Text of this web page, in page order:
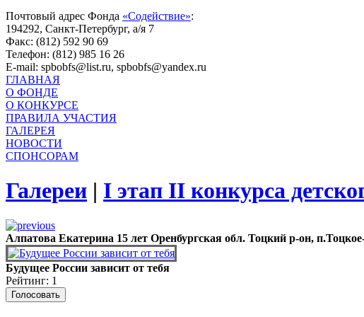
Почтовый адрес Фонда «Содействие»:
194292, Санкт-Петербург, а/я 7
Факс: (812) 592 90 69
Телефон: (812) 985 16 26
E-mail: spbobfs@list.ru, spbobfs@yandex.ru
ГЛАВНАЯ
О ФОНДЕ
О КОНКУРСЕ
ПРАВИЛА УЧАСТИЯ
ГАЛЕРЕЯ
НОВОСТИ
СПОНСОРАМ
Галереи | I этап II конкурса
Алпатова Екатерина 15 лет Оренбургская обл. Тоцкий р-он,
Будущее России зависит от тебя
Рейтинг: 1